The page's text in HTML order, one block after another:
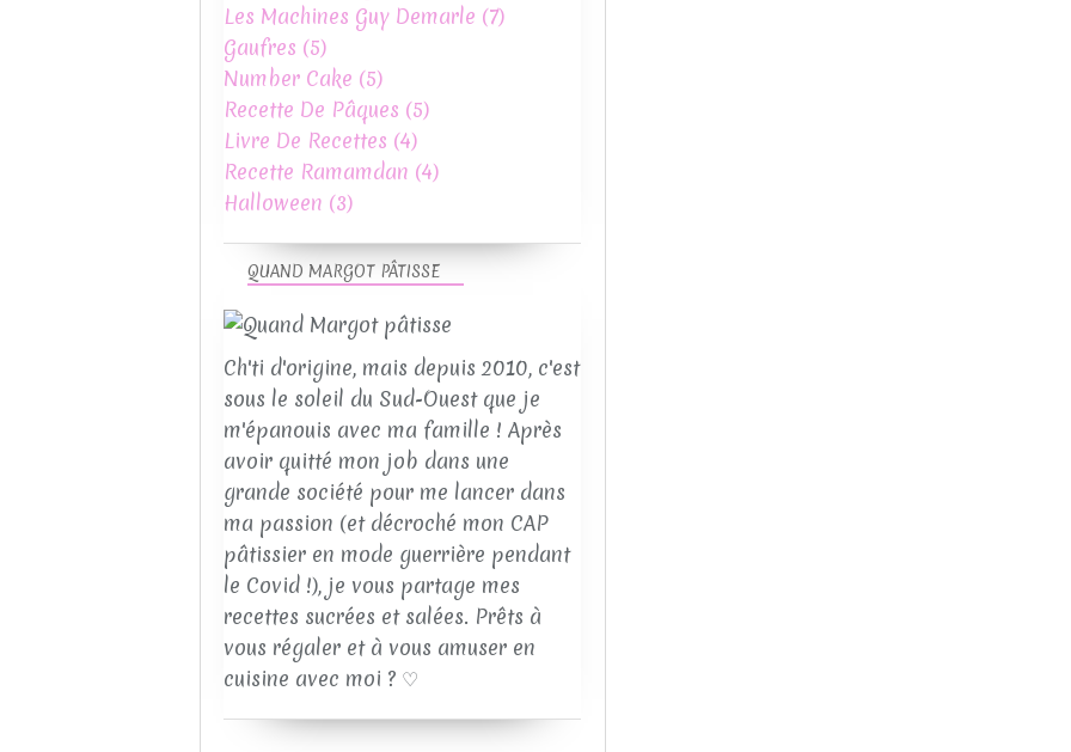
QUAND MARGOT PÂTISSE
Ch'ti d'origine, mais depuis 2010, c'est
sous le soleil du Sud-Ouest que je
m'épanouis avec ma famille ! Après
avoir quitté mon job dans une
grande société pour me lancer dans
ma passion (et décroché mon CAP
pâtissier en mode guerrière pendant
le Covid !), je vous partage mes
recettes sucrées et salées. Prêts à
vous régaler et à vous amuser en
cuisine avec moi ? ♡
Les Machines Guy Demarle (7)
Gaufres (5)
Number Cake (5)
Recette De Pâques (5)
Livre De Recettes (4)
Recette Ramamdan (4)
Halloween (3)